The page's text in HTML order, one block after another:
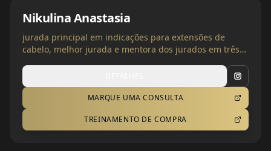
Nikulina Anastasia
jurada principal em indicações para extensões de
cabelo, melhor jurada e mentora dos jurados em três
MARQUE UMA CONSULTA
TREINAMENTO DE COMPRA